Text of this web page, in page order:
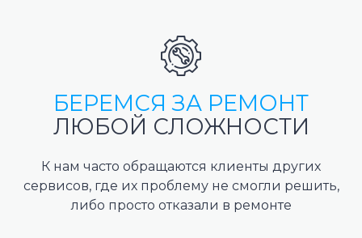
БЕРЕМСЯ ЗА РЕМОНТ
ЛЮБОЙ СЛОЖНОСТИ
К нам часто обращаются клиенты других
сервисов, где их проблему не смогли решить,
либо просто отказали в ремонте